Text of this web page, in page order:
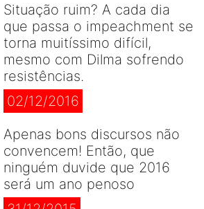
Situação ruim? A cada dia
que passa o impeachment se
torna muitíssimo difícil,
mesmo com Dilma sofrendo
resistências.
02/12/2016
Apenas bons discursos não
convencem! Então, que
ninguém duvide que 2016
será um ano penoso